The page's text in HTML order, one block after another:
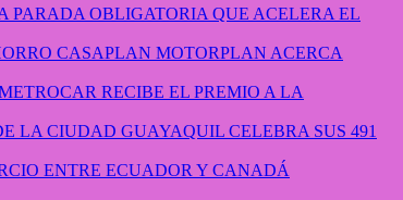
PARADA OBLIGATORIA QUE ACELERA EL
CASAPLAN MOTORPLAN ACERCA
RECIBE EL PREMIO A LA
GUAYAQUIL CELEBRA SUS 491
ENTRE ECUADOR Y CANADÁ